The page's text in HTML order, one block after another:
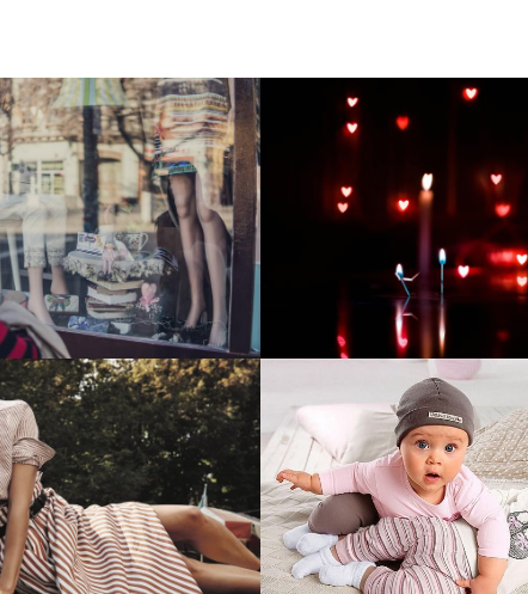
и поддержка
витрины StepClub
проект
Развитие
магазина "Всё
Смотреть проект
сайт для сети
Soho Project
Увеличили
интернет-
topdatop.ru на